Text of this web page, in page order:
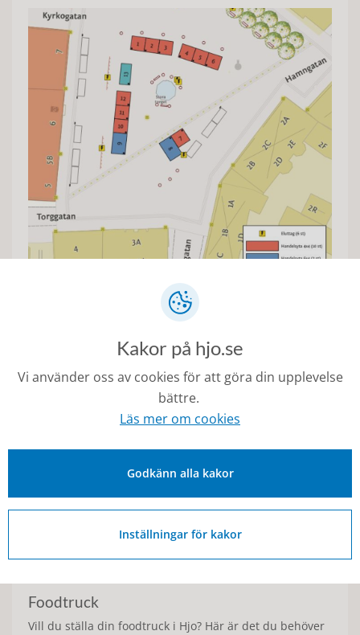
under våra torgdagar.
Foodtruck
Vill du ställa din foodtruck i Hjo? Här är det du behöver
Kakor på hjo.se
Vi använder oss av cookies för att göra din upplevelse
bättre.
Läs mer om cookies
Godkänn alla kakor
Inställningar för kakor